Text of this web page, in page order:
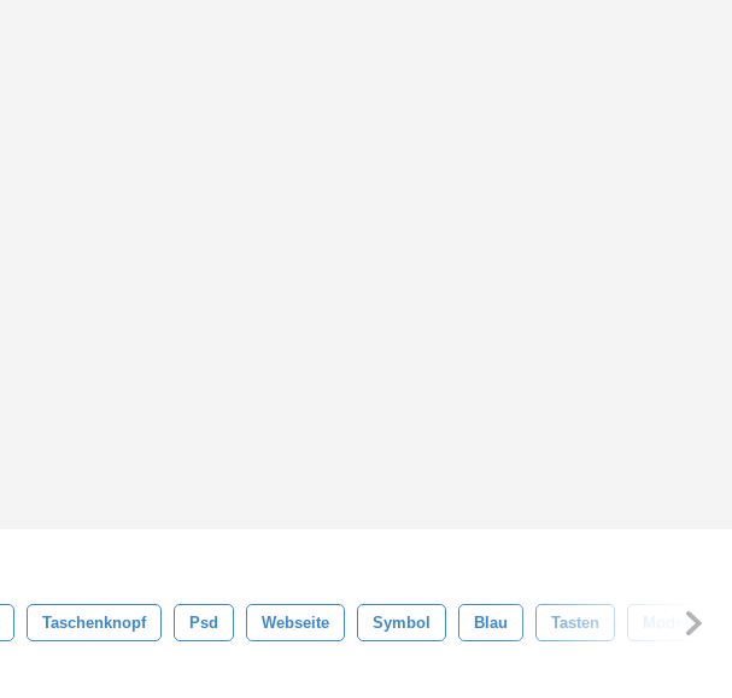
Taschenknopf Psd Webseite Symbol Blau Tasten Modern